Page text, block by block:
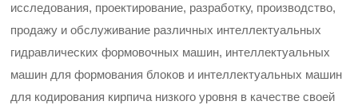
исследования, проектирование, разработку, производство,
продажу и обслуживание различных интеллектуальных
гидравлических формовочных машин, интеллектуальных
машин для формования блоков и интеллектуальных машин
для кодирования кирпича низкого уровня в качестве своей